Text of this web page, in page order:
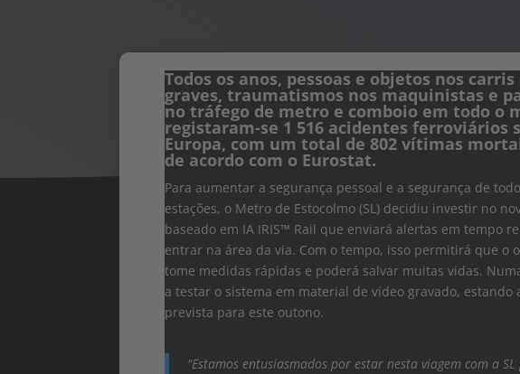
Todos os anos, pessoas e objetos nos
graves, traumatismos nos maquinistas e
no tráfego de metro e comboio em todo o
registaram-se 1 516 acidentes ferroviários
Europa, com um total de 802 vítimas
de acordo com o Eurostat.
Para aumentar a segurança pessoal e a segurança de
estações, o Metro de Estocolmo (SL) decidiu investir no
baseado em IA IRIS™ Rail que enviará alertas em tempo
entrar na área da via. Com o tempo, isso permitirá que o
tome medidas rápidas e poderá salvar muitas vidas.
a testar o sistema em material de vídeo gravado, estando
prevista para este outono.
"Estamos entusiasmados por estar nesta viagem com a